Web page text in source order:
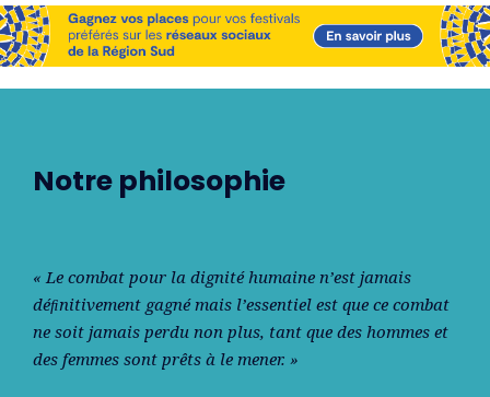
Notre philosophie
« Le combat pour la dignité humaine n’est jamais
déﬁnitivement gagné mais l’essentiel est que ce combat
ne soit jamais perdu non plus, tant que des hommes et
des femmes sont prêts à le mener. »